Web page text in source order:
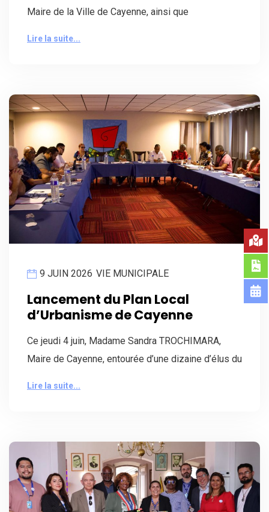
Maire de la Ville de Cayenne, ainsi que
Lire la suite...
9 JUIN 2026 VIE MUNICIPALE
Lancement du Plan Local
d’Urbanisme de Cayenne
Ce jeudi 4 juin, Madame Sandra TROCHIMARA,
Maire de Cayenne, entourée d’une dizaine d’élus du
Lire la suite...